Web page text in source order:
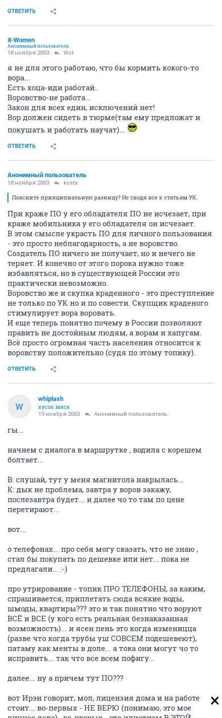
ОТВЕТИТЬ
X-Women
Анонимный пользователь
18 ноября 2003 Wоt
я не для этого работаю, что бы кормить кокого-то
вора...
Есть хоца-иди работай..
Воровство-не работа...
Закон для всех един, исключений нет!
Вор должен сидеть в тюрме(там ему предложат и
покушать и работать научат)...
ОТВЕТИТЬ
Анонимный пользователь
18 ноября 2003 kosta
Поясните принципиальную разницу? Не сводя все к статьям УК.
При краже ПО у его обладателя ПО не исчезает, при
краже мобильника у его обладателя он исчезает.
В этом смысле украсть ПО для личного пользования
- это просто неблагодарность, а не воровство.
Создатель ПО ничего не получает, но и нечего не
теряет. И конечно от этого порока нужно тоже
избавляться, но в существующей России это
практически невозможно.
Воровство же и скупка краденного - это преступление
не только по УК но и по совести. Скупщик краденого
стимулирует вора воровать.
И еще теперь понятно почему в России позволяют
править не достойным людям, а ворам и хапугам.
Всё просто огромная часть населения относится к
воровству положительно (судя по этому топику).
ОТВЕТИТЬ
W
whiplash
кусок мяса
19 ноября 2003 Анонимный пользователь
гы...
начнем с диалога в маршрутке , водила с корешем
болтает...
В: слушай, тут у меня магнитола накрылась...
К: дык не проблема, завтра у воров закажу,
послезавтра будет... и далее чо то там по цене
перетирают...
вот...
о телефонах... про себя могу сказать, что не знаю ,
стал бы покупать по дешевке или нет... пока не
предлагали... :-)
про утрирование - топик ПРО ТЕЛЕФОНЫ, за каким,
спрашивается, приплетать сюда всякие воды,
шмоды, квартиры??? это и так понятно что воруют
ВСЁ и ВСЕ (у кого есть реальная безнаказанная
возможность)... и ясен пень это когда изменицца
(разве что когда трубы уш СОВСЕМ подешевеют),
патаму как менты в доле... а тока они могут чо то
исправить... так что все всем пофигу...
далее... ну а причем тут ПО???
вот Ирэн говорит, мол, лицензия дома и на работе
стоит... во-первых - НЕ ВЕРЮ (понимаю, это мое